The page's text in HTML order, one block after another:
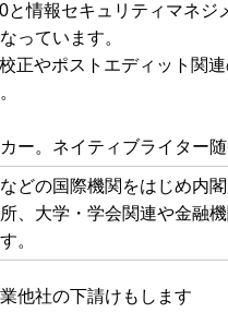
情報セキュリティマネ
っています。
正やポストエディット関
ー。ネイティブライター随
どの国際機関をはじめ内
、大学・学会関連や金融
。
他社の下請けもします